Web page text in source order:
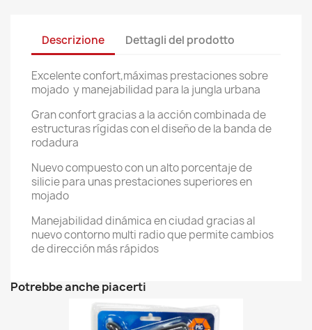
Descrizione Dettagli del prodotto
Excelente confort,máximas prestaciones sobre
mojado y manejabilidad para la jungla urbana
Gran confort gracias a la acción combinada de
estructuras rígidas con el diseño de la banda de
rodadura
Nuevo compuesto con un alto porcentaje de
silicie para unas prestaciones superiores en
mojado
Manejabilidad dinámica en ciudad gracias al
nuevo contorno multi radio que permite cambios
de dirección más rápidos
Potrebbe anche piacerti